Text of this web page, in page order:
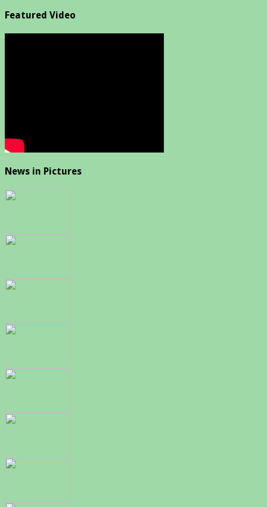
Featured Video
News in Pictures